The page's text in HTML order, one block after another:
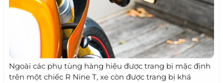
Ngoài các phụ tùng hàng hiệu được trang bị mặc định
trên một chiếc R Nine T, xe còn được trang bị khá